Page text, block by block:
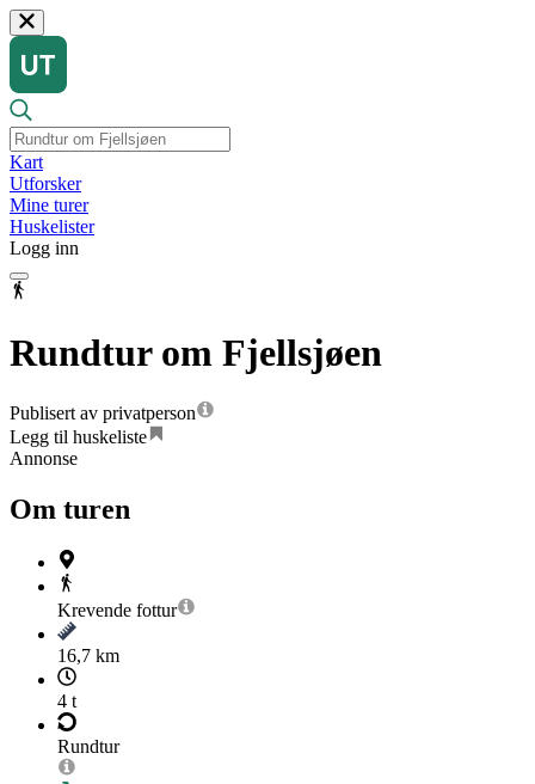
Kart
Utforsker
Mine turer
Huskelister
Logg inn
Rundtur om Fjellsjøen
Publisert av privatperson
Legg til huskeliste
Annonse
Om turen
Krevende fottur
16,7 km
4 t
Rundtur